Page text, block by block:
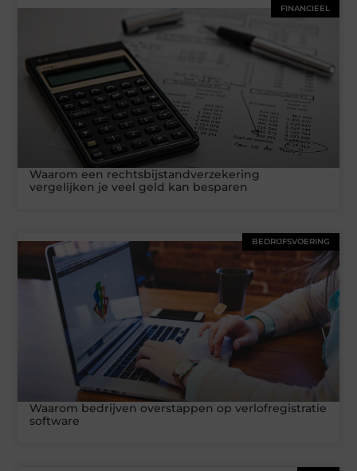
FINANCIEEL
Waarom een rechtsbijstandverzekering
vergelijken je veel geld kan besparen
BEDRIJFSVOERING
Waarom bedrijven overstappen op verlofregistratie
software